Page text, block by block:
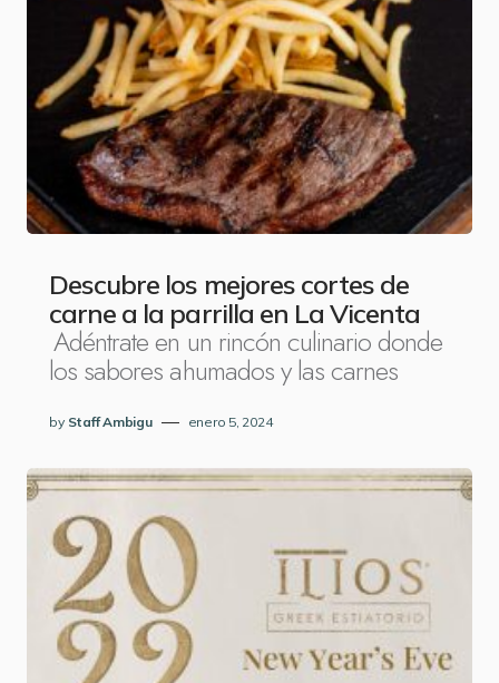
Descubre los mejores cortes de
carne a la parrilla en La Vicenta
Adéntrate en un rincón culinario donde
los sabores ahumados y las carnes
by Staff Ambigu enero 5, 2024